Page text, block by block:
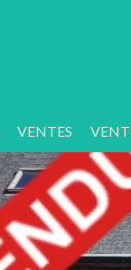
VENTES